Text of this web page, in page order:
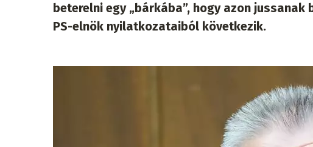
beterelni egy „bárkába”, hogy azon
PS-elnök nyilatkozataiból következik.